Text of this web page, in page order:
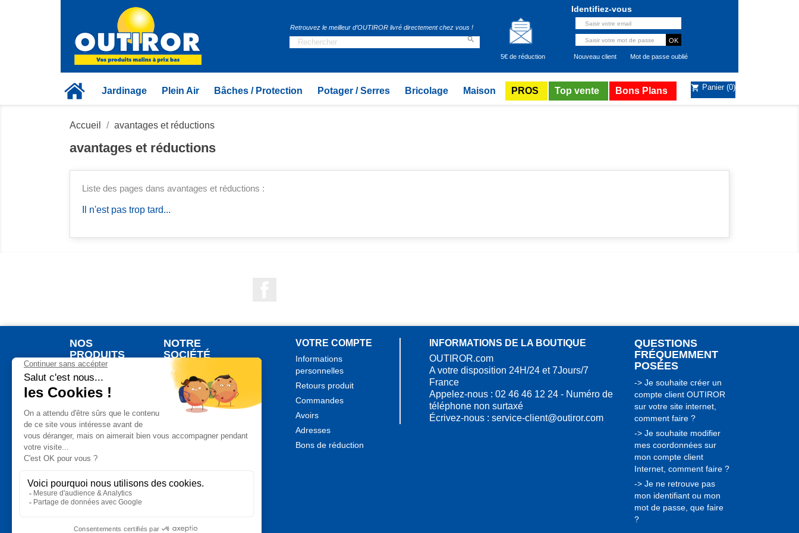
Retrouvez le meilleur d’OUTIROR livré directement chez vous !

5€ de réduction
Identifiez-vous
Nouveau client Mot de passe oublié
shopping_cart Panier (0)
Jardinage Plein Air Bâches / Protection Potager / Serres Bricolage Maison PROS Top vente Bons Plans
Accueil avantages et réductions
avantages et réductions
Liste des pages dans avantages et réductions :
Il n'est pas trop tard...
NOS
PRODUITS
Nouveaux produits
Meilleures ventes
Plein Air
Auto Moto
Maison
Cuisine
NOTRE
SOCIÉTÉ
Qui sommes nous ?
Votre commande
Votre livraison
Notre Garantie de
Un paiement
personnelles
Produits
VOTRE COMPTE
Informations
personnelles
Retours produit
Commandes
Avoirs
Adresses
Bons de réduction
INFORMATIONS DE LA BOUTIQUE
OUTIROR.com
A votre disposition 24H/24 et 7Jours/7
France
Appelez-nous : 02 46 46 12 24 - Numéro de
téléphone non surtaxé
Écrivez-nous : service-client@outiror.com
QUESTIONS
FRÉQUEMMENT
POSÉES
-> Je souhaite créer un
compte client OUTIROR
sur votre site internet,
comment faire ?
-> Je souhaite modifier
mes coordonnées sur
mon compte client
Internet, comment faire ?
-> Je ne retrouve pas
mon identifiant ou mon
mot de passe, que faire
?